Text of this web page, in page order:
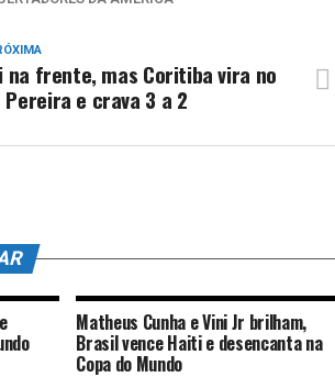
na frente, mas Coritiba vira no
Pereira e crava 3 a 2
Matheus Cunha e Vini Jr brilham,
Brasil vence Haiti e desencanta na
Copa do Mundo